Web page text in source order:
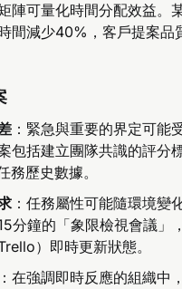
陣可量化時間分配效益。
間減少40%，客戶提案品
：緊急與重要的界定可能
包括建立團隊共識的評分
務歷史數據。
：任務屬性可能隨環境變
分鐘的「象限檢視會議」
）即時更新狀態。
：在強調即時反應的組織中